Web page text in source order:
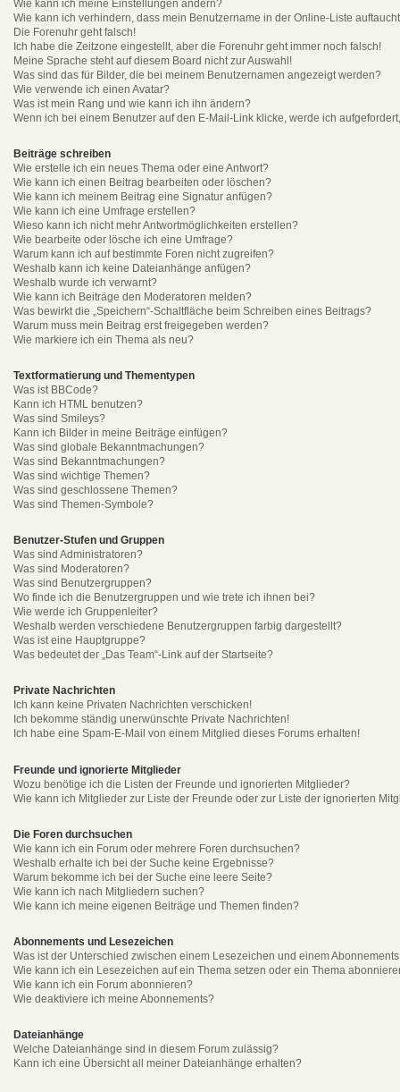
Wie kann ich meine Einstellungen ändern?
Wie kann ich verhindern, dass mein Benutzername in der Online-Liste
Die Forenuhr geht falsch!
Ich habe die Zeitzone eingestellt, aber die Forenuhr geht immer noch falsch!
Meine Sprache steht auf diesem Board nicht zur Auswahl!
Was sind das für Bilder, die bei meinem Benutzernamen angezeigt werden?
Wie verwende ich einen Avatar?
Was ist mein Rang und wie kann ich ihn ändern?
Wenn ich bei einem Benutzer auf den E-Mail-Link klicke, werde ich
Beiträge schreiben
Wie erstelle ich ein neues Thema oder eine Antwort?
Wie kann ich einen Beitrag bearbeiten oder löschen?
Wie kann ich meinem Beitrag eine Signatur anfügen?
Wie kann ich eine Umfrage erstellen?
Wieso kann ich nicht mehr Antwortmöglichkeiten erstellen?
Wie bearbeite oder lösche ich eine Umfrage?
Warum kann ich auf bestimmte Foren nicht zugreifen?
Weshalb kann ich keine Dateianhänge anfügen?
Weshalb wurde ich verwarnt?
Wie kann ich Beiträge den Moderatoren melden?
Was bewirkt die „Speichern“-Schaltfläche beim Schreiben eines Beitrags?
Warum muss mein Beitrag erst freigegeben werden?
Wie markiere ich ein Thema als neu?
Textformatierung und Thementypen
Was ist BBCode?
Kann ich HTML benutzen?
Was sind Smileys?
Kann ich Bilder in meine Beiträge einfügen?
Was sind globale Bekanntmachungen?
Was sind Bekanntmachungen?
Was sind wichtige Themen?
Was sind geschlossene Themen?
Was sind Themen-Symbole?
Benutzer-Stufen und Gruppen
Was sind Administratoren?
Was sind Moderatoren?
Was sind Benutzergruppen?
Wo finde ich die Benutzergruppen und wie trete ich ihnen bei?
Wie werde ich Gruppenleiter?
Weshalb werden verschiedene Benutzergruppen farbig dargestellt?
Was ist eine Hauptgruppe?
Was bedeutet der „Das Team“-Link auf der Startseite?
Private Nachrichten
Ich kann keine Privaten Nachrichten verschicken!
Ich bekomme ständig unerwünschte Private Nachrichten!
Ich habe eine Spam-E-Mail von einem Mitglied dieses Forums erhalten!
Freunde und ignorierte Mitglieder
Wozu benötige ich die Listen der Freunde und ignorierten Mitglieder?
Wie kann ich Mitglieder zur Liste der Freunde oder zur Liste der ignorierten
Die Foren durchsuchen
Wie kann ich ein Forum oder mehrere Foren durchsuchen?
Weshalb erhalte ich bei der Suche keine Ergebnisse?
Warum bekomme ich bei der Suche eine leere Seite?
Wie kann ich nach Mitgliedern suchen?
Wie kann ich meine eigenen Beiträge und Themen finden?
Abonnements und Lesezeichen
Was ist der Unterschied zwischen einem Lesezeichen und einem
Wie kann ich ein Lesezeichen auf ein Thema setzen oder ein Thema
Wie kann ich ein Forum abonnieren?
Wie deaktiviere ich meine Abonnements?
Dateianhänge
Welche Dateianhänge sind in diesem Forum zulässig?
Kann ich eine Übersicht all meiner Dateianhänge erhalten?